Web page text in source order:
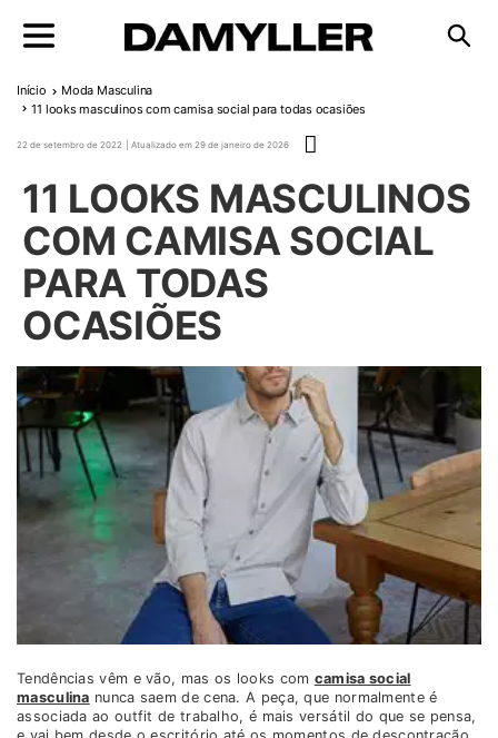
Início
Moda Masculina
11 looks masculinos com camisa social para todas ocasiões
11 LOOKS MASCULINOS
COM CAMISA SOCIAL
PARA TODAS
OCASIÕES
22 de setembro de 2022
29 de janeiro de 2026
Tendências vêm e vão, mas os looks com camisa social
masculina nunca saem de cena. A peça, que normalmente é
associada ao outfit de trabalho, é mais versátil do que se pensa,